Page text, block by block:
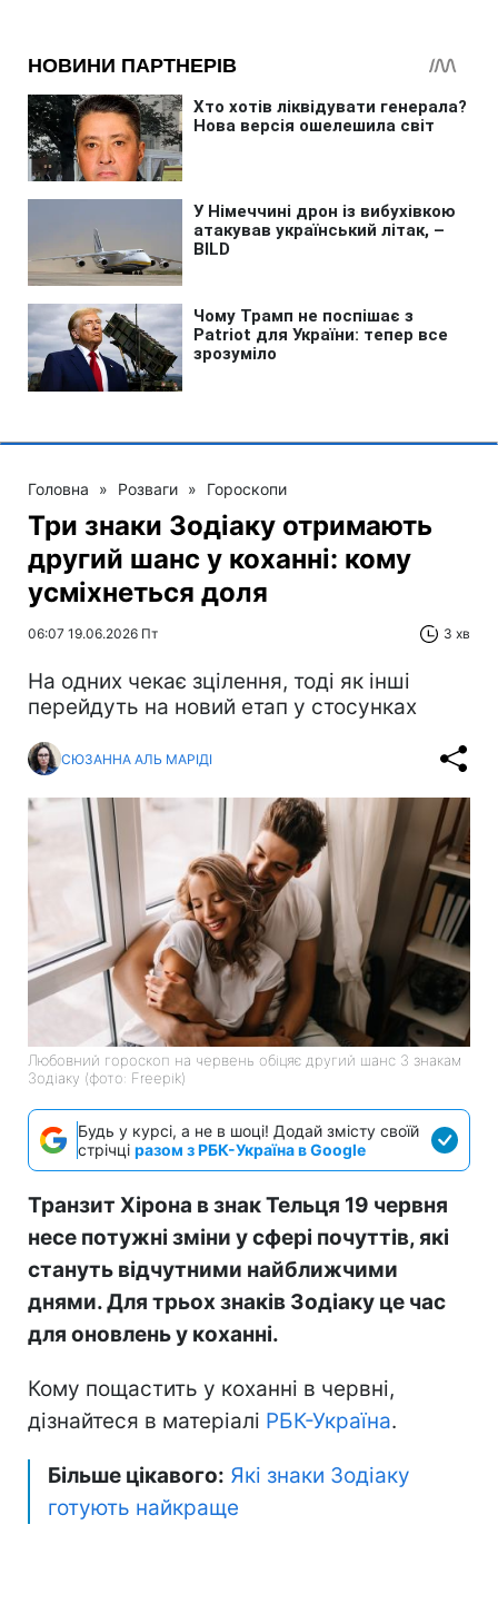
Головна » Розваги » Гороскопи
Три знаки Зодіаку отримають
другий шанс у коханні: кому
усміхнеться доля
06:07 19.06.2026 Пт 3 хв
На одних чекає зцілення, тоді як інші
перейдуть на новий етап у стосунках
СЮЗАННА АЛЬ МАРІДІ
Любовний гороскоп на червень обіцяє другий шанс 3 знакам
Зодіаку (фото: Freepik)
Будь у курсі, а не в шоці! Додай змісту своїй
стрічці разом з РБК-Україна в Google
Транзит Хірона в знак Тельця 19 червня
несе потужні зміни у сфері почуттів, які
стануть відчутними найближчими
днями. Для трьох знаків Зодіаку це час
для оновлень у коханні.
Кому пощастить у коханні в червні,
дізнайтеся в матеріалі РБК-Україна.
Більше цікавого: Які знаки Зодіаку
готують найкраще